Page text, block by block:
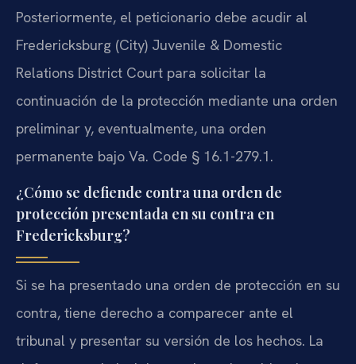
Posteriormente, el peticionario debe acudir al
Fredericksburg (City) Juvenile & Domestic
Relations District Court para solicitar la
continuación de la protección mediante una orden
preliminar y, eventualmente, una orden
permanente bajo Va. Code § 16.1-279.1.
¿Cómo se defiende contra una orden de
protección presentada en su contra en
Fredericksburg?
Si se ha presentado una orden de protección en su
contra, tiene derecho a comparecer ante el
tribunal y presentar su versión de los hechos. La